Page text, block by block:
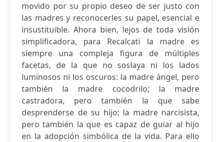
movido por su propio deseo de ser justo con
las madres y reconocerles su papel, esencial e
insustituible. Ahora bien, lejos de toda visión
simplificadora, para Recalcati la madre es
siempre una compleja figura de múltiples
facetas, de la que no soslaya ni los lados
luminosos ni los oscuros: la madre ángel, pero
también la madre cocodrilo; la madre
castradora, pero también la que sabe
desprenderse de su hijo; la madre narcisista,
pero también la que es capaz de guiar al hijo
en la adopción simbólica de la vida. Para ello